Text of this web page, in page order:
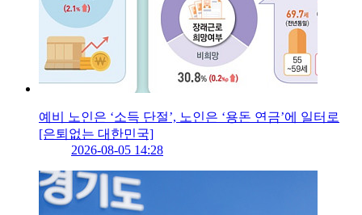
예비 노인은 ‘소득 단절’, 노인은 ‘용돈 연금’에 일터로
[은퇴없는 대한민국]
2026-08-05 14:28